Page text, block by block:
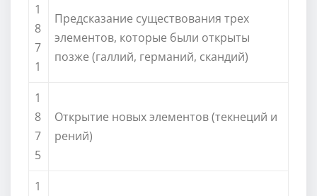
1
8
7
1
Предсказание существования трех
элементов, которые были открыты
позже (галлий, германий, скандий)
1
8
7
5
Открытие новых элементов (текнеций и
рений)
1